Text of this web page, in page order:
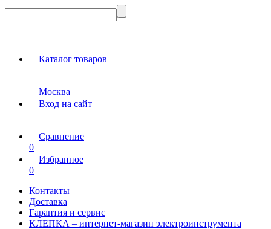
Каталог товаров
Москва
Вход на сайт
Сравнение
0
Избранное
0
Контакты
Доставка
Гарантия и сервис
КЛЕПКА – интернет-магазин электроинструмента